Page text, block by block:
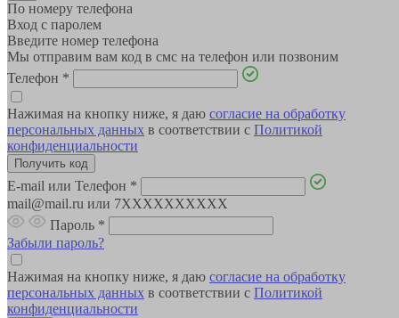
По номеру телефона
Вход с паролем
Введите номер телефона
Мы отправим вам код в смс на телефон или позвоним
Телефон *
Нажимая на кнопку ниже, я даю согласие на обработку
персональных данных в соответствии с Политикой
конфиденциальности
E-mail или Телефон *
mail@mail.ru или 7XXXXXXXXXX
Пароль *
Забыли пароль?
Нажимая на кнопку ниже, я даю согласие на обработку
персональных данных в соответствии с Политикой
конфиденциальности